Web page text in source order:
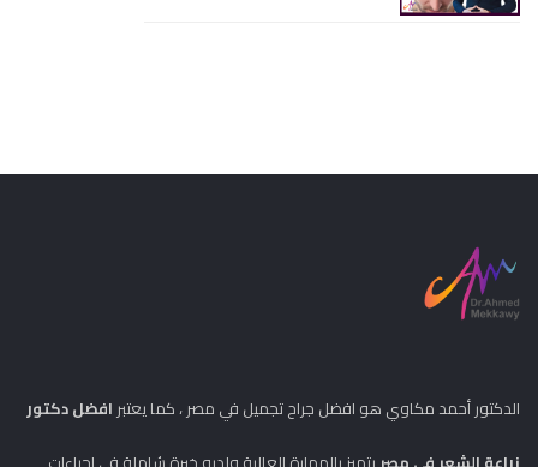
الدكتور أحمد مكاوي هو افضل جراح تجميل في مصر ، كما يعتبر افضل دكتور